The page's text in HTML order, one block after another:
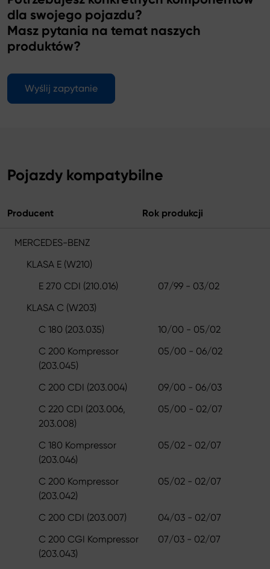
dla swojego pojazdu?
Masz pytania na temat naszych
produktów?
Wyślij zapytanie
Pojazdy kompatybilne
Producent Rok produkcji
MERCEDES-BENZ
KLASA E (W210)
E 270 CDI (210.016)
07/99 - 03/02
KLASA C (W203)
C 180 (203.035)
10/00 - 05/02
C 200 Kompressor
(203.045)
05/00 - 06/02
C 200 CDI (203.004)
09/00 - 06/03
C 220 CDI (203.006,
203.008)
05/00 - 02/07
C 180 Kompressor
(203.046)
05/02 - 02/07
C 200 Kompressor
(203.042)
05/02 - 02/07
C 200 CDI (203.007)
04/03 - 02/07
C 200 CGI Kompressor
(203.043)
07/03 - 02/07